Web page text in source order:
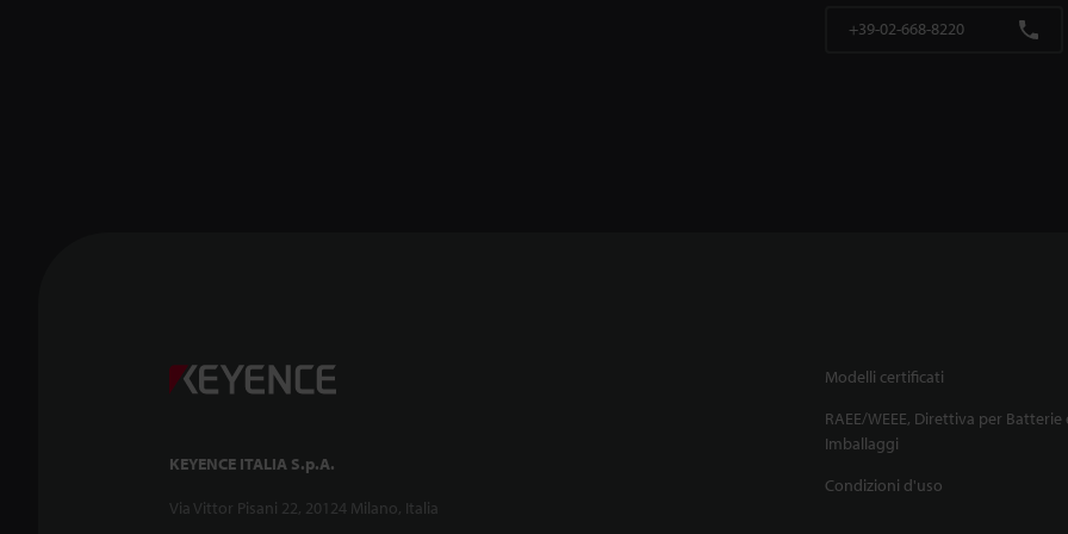
+39-02-668-8220
KEYENCE ITALIA S.p.A.
Via Vittor Pisani 22, 20124 Milano, Italia
Modelli certificati
RAEE/WEEE, Direttiva per Batterie
Imballaggi
Condizioni d'uso